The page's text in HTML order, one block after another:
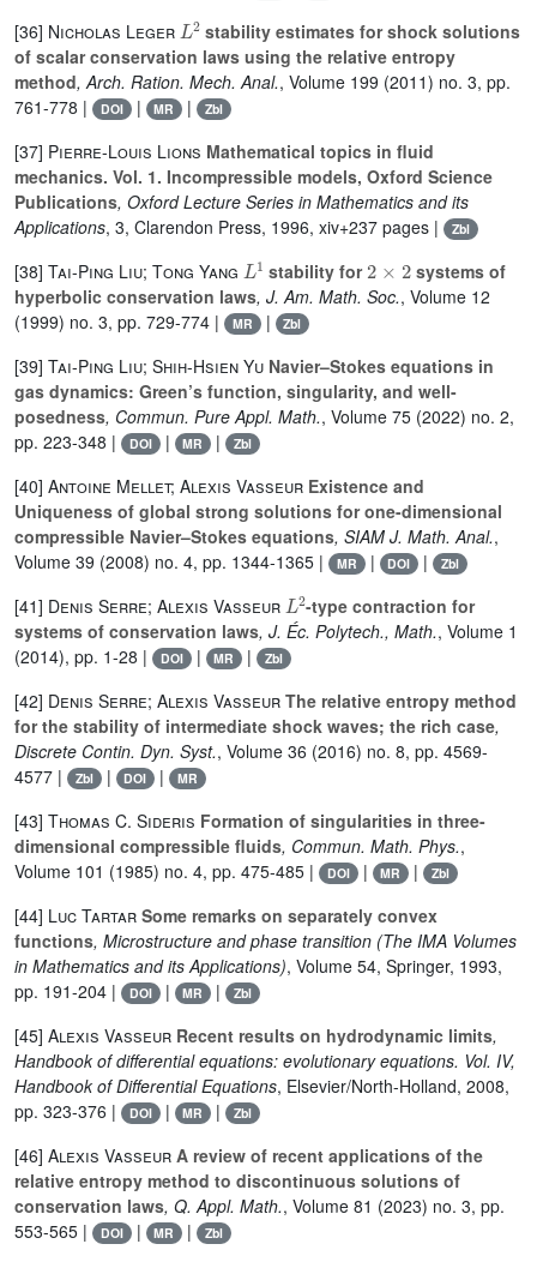
[36] Nicholas Leger L2 stability estimates for shock solutions
of scalar conservation laws using the relative entropy
method, Arch. Ration. Mech. Anal., Volume 199 (2011) no. 3, pp.
761-778 |
DOI | MR | Zbl
[37] Pierre-Louis Lions Mathematical topics in fluid
mechanics. Vol. 1. Incompressible models, Oxford Science
Publications, Oxford Lecture Series in Mathematics and its
Applications, 3, Clarendon Press, 1996, xiv+237 pages | Zbl
[38] Tai-Ping Liu; Tong Yang L1 stability for
systems of
hyperbolic conservation laws, J. Am. Math. Soc., Volume 12
(1999) no. 3, pp. 729-774 |
MR | Zbl
[39] Tai-Ping Liu; Shih-Hsien Yu Navier–Stokes equations in
gas dynamics: Green’s function, singularity, and well-
posedness, Commun. Pure Appl. Math., Volume 75 (2022) no. 2,
pp. 223-348 |
DOI | MR | Zbl
[40] Antoine Mellet; Alexis Vasseur Existence and
Uniqueness of global strong solutions for one-dimensional
compressible Navier–Stokes equations, SIAM J. Math. Anal.,
Volume 39 (2008) no. 4, pp. 1344-1365 | MR | DOI | Zbl
[41] Denis Serre; Alexis Vasseur L2-type contraction for
systems of conservation laws, J. Éc. Polytech., Math., Volume 1
(2014), pp. 1-28 |
DOI | MR | Zbl
[42] Denis Serre; Alexis Vasseur The relative entropy method
for the stability of intermediate shock waves; the rich case,
Discrete Contin. Dyn. Syst., Volume 36 (2016) no. 8, pp. 4569-
4577 |
Zbl | DOI | MR
[43] Thomas C. Sideris Formation of singularities in three-
dimensional compressible fluids, Commun. Math. Phys.,
Volume 101 (1985) no. 4, pp. 475-485 | DOI | MR | Zbl
[44] Luc Tartar Some remarks on separately convex
functions, Microstructure and phase transition (The IMA Volumes
in Mathematics and its Applications), Volume 54, Springer, 1993,
pp. 191-204 |
DOI | MR | Zbl
[45] Alexis Vasseur Recent results on hydrodynamic limits,
Handbook of differential equations: evolutionary equations. Vol. IV,
Handbook of Differential Equations, Elsevier/North-Holland, 2008,
pp. 323-376 |
DOI | MR | Zbl
[46] Alexis Vasseur A review of recent applications of the
relative entropy method to discontinuous solutions of
conservation laws, Q. Appl. Math., Volume 81 (2023) no. 3, pp.
553-565 |
DOI | MR | Zbl